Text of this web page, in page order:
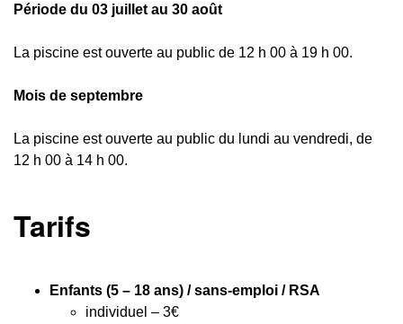
Période du 03 juillet au 30 août
La piscine est ouverte au public de 12 h 00 à 19 h 00.
Mois de septembre
La piscine est ouverte au public du lundi au vendredi, de
12 h 00 à 14 h 00.
Tarifs
Enfants (5 – 18 ans) / sans-emploi / RSA
individuel – 3€